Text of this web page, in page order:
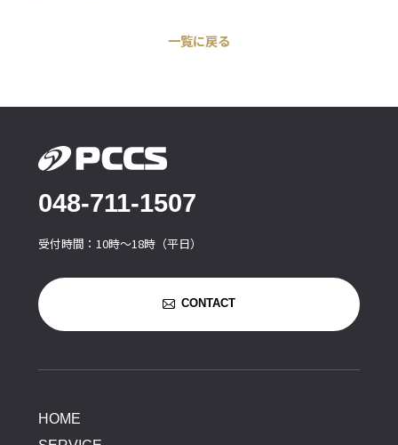
一覧に戻る
048-711-1507
受付時間：10時〜18時（平日）
CONTACT
HOME